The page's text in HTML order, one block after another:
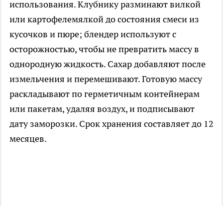
использования. Клубнику разминают вилкой
или картофелемялкой до состояния смеси из
кусочков и пюре; блендер используют с
осторожностью, чтобы не превратить массу в
однородную жидкость. Сахар добавляют после
измельчения и перемешивают. Готовую массу
раскладывают по герметичным контейнерам
или пакетам, удаляя воздух, и подписывают
дату заморозки. Срок хранения составляет до 12
месяцев.